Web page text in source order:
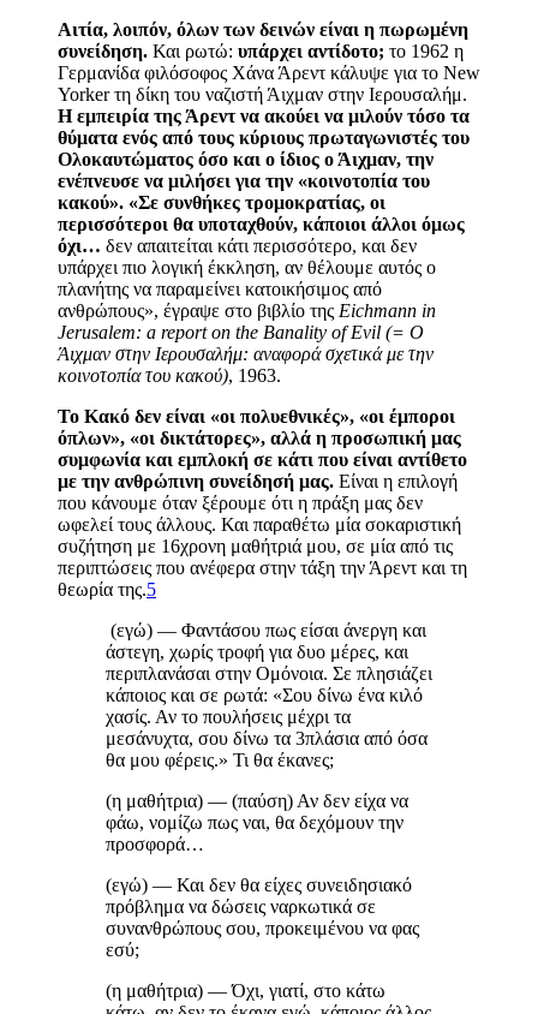
Αιτία, λοιπόν, όλων των δεινών είναι η πωρωμένη
συνείδηση. Και ρωτώ: υπάρχει αντίδοτο; το 1962 η
Γερμανίδα φιλόσοφος Χάνα Άρεντ κάλυψε για το New
Yorker τη δίκη του ναζιστή Άιχμαν στην Ιερουσαλήμ.
Η εμπειρία της Άρεντ να ακούει να μιλούν τόσο τα
θύματα ενός από τους κύριους πρωταγωνιστές του
Ολοκαυτώματος όσο και ο ίδιος ο Άιχμαν, την
ενέπνευσε να μιλήσει για την «κοινοτοπία του
κακού». «Σε συνθήκες τρομοκρατίας, οι
περισσότεροι θα υποταχθούν, κάποιοι άλλοι όμως
όχι… δεν απαιτείται κάτι περισσότερο, και δεν
υπάρχει πιο λογική έκκληση, αν θέλουμε αυτός ο
πλανήτης να παραμείνει κατοικήσιμος από
ανθρώπους», έγραψε στο βιβλίο της Eichmann in
Jerusalem: a report on the Banality of Evil (= Ο
Άιχμαν στην Ιερουσαλήμ: αναφορά σχετικά με την
κοινοτοπία του κακού), 1963.
Το Κακό δεν είναι «οι πολυεθνικές», «οι έμποροι
όπλων», «οι δικτάτορες», αλλά η προσωπική μας
συμφωνία και εμπλοκή σε κάτι που είναι αντίθετο
με την ανθρώπινη συνείδησή μας. Είναι η επιλογή
που κάνουμε όταν ξέρουμε ότι η πράξη μας δεν
ωφελεί τους άλλους. Και παραθέτω μία σοκαριστική
συζήτηση με 16χρονη μαθήτριά μου, σε μία από τις
περιπτώσεις που ανέφερα στην τάξη την Άρεντ και τη
θεωρία της.5
(εγώ) — Φαντάσου πως είσαι άνεργη και
άστεγη, χωρίς τροφή για δυο μέρες, και
περιπλανάσαι στην Ομόνοια. Σε πλησιάζει
κάποιος και σε ρωτά: «Σου δίνω ένα κιλό
χασίς. Αν το πουλήσεις μέχρι τα
μεσάνυχτα, σου δίνω τα 3πλάσια από όσα
θα μου φέρεις.» Τι θα έκανες;
(η μαθήτρια) — (παύση) Αν δεν είχα να
φάω, νομίζω πως ναι, θα δεχόμουν την
προσφορά…
(εγώ) — Και δεν θα είχες συνειδησιακό
πρόβλημα να δώσεις ναρκωτικά σε
συνανθρώπους σου, προκειμένου να φας
εσύ;
(η μαθήτρια) — Όχι, γιατί, στο κάτω